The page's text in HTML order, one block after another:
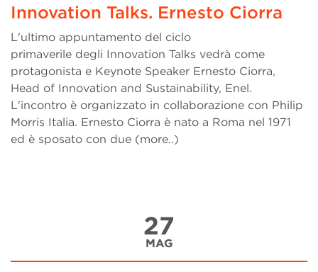
Innovation Talks. Ernesto Ciorra
L'ultimo appuntamento del ciclo
primaverile degli Innovation Talks vedrà come
protagonista e Keynote Speaker Ernesto Ciorra,
Head of Innovation and Sustainability, Enel.
L'incontro è organizzato in collaborazione con Philip
Morris Italia. Ernesto Ciorra è nato a Roma nel 1971
ed è sposato con due (more..)
27
MAG